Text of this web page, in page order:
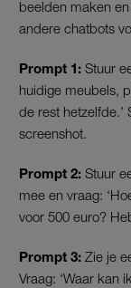
beelden maken
andere chatbots
Prompt 1: Stuur
huidige meubels,
de rest
screenshot.
Prompt 2: Stuur
mee en vraag:
voor 500 euro?
Prompt 3: Zie je
Vraag: ‘Waar kan